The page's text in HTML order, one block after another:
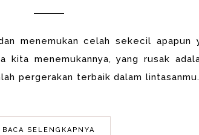
menemukan celah sekecil apapun
kita menemukannya, yang rusak
pergerakan terbaik dalam
BACA SELENGKAPNYA